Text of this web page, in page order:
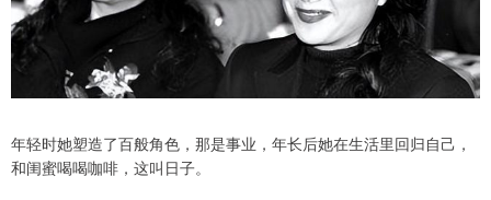
年轻时她塑造了百般角色，那是事业，年长后她在生活里回归自己，
和闺蜜喝喝咖啡，这叫日子。